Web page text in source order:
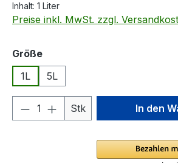
Inhalt: 1 Liter
Preise inkl. MwSt. zzgl.
Größeauswählen
1L
5L
Produkt Anzahl: Gib
Stk In den